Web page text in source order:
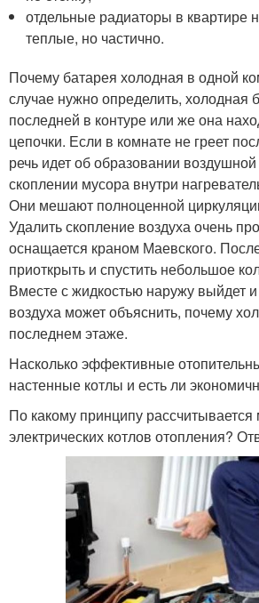
отдельные радиаторы в квартире
теплые, но частично.
Почему батарея холодная в одной
случае нужно определить, холодная
последней в контуре или же она
цепочки. Если в комнате не греет
речь идет об образовании
скоплении мусора внутри
Они мешают полноценной
Удалить скопление воздуха очень
оснащается краном Маевского.
приоткрыть и спустить небольшое
Вместе с жидкостью наружу выйдет
воздуха может объяснить, почему
последнем этаже.
Насколько эффективные
настенные котлы и есть ли
По какому принципу
электрических котлов отопления?